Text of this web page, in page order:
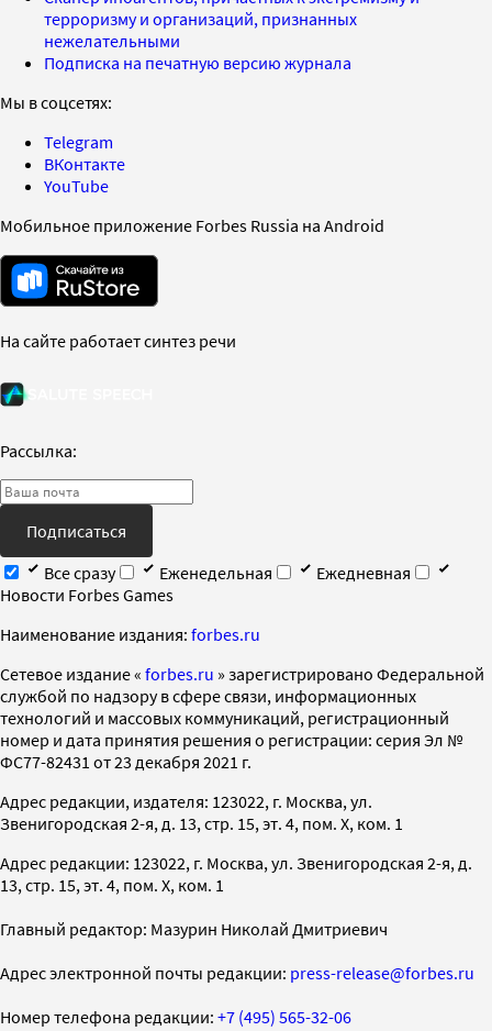
терроризму и организаций, признанных
нежелательными
Подписка на печатную версию журнала
Мы в соцсетях:
Telegram
ВКонтакте
YouTube
Мобильное приложение Forbes Russia на Android
На сайте работает синтез речи
Рассылка:
Подписаться
Все сразу
Еженедельная
Ежедневная
Новости Forbes Games
Наименование издания: forbes.ru
Cетевое издание « forbes.ru » зарегистрировано Федеральной
службой по надзору в сфере связи, информационных
технологий и массовых коммуникаций, регистрационный
номер и дата принятия решения о регистрации: серия Эл №
ФС77-82431 от 23 декабря 2021 г.
Адрес редакции, издателя: 123022, г. Москва, ул.
Звенигородская 2-я, д. 13, стр. 15, эт. 4, пом. X, ком. 1
Адрес редакции: 123022, г. Москва, ул. Звенигородская 2-я, д.
13, стр. 15, эт. 4, пом. X, ком. 1
Главный редактор: Мазурин Николай Дмитриевич
Адрес электронной почты редакции: press-release@forbes.ru
Номер телефона редакции: +7 (495) 565-32-06